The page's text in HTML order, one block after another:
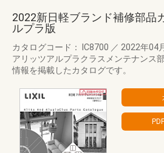
2022新日軽ブランド補修部品
ルプラ版
カタログコード： IC8700 ／ 2022年04
アリッツアルプラクラスメンテナンス
情報を掲載したカタログです。